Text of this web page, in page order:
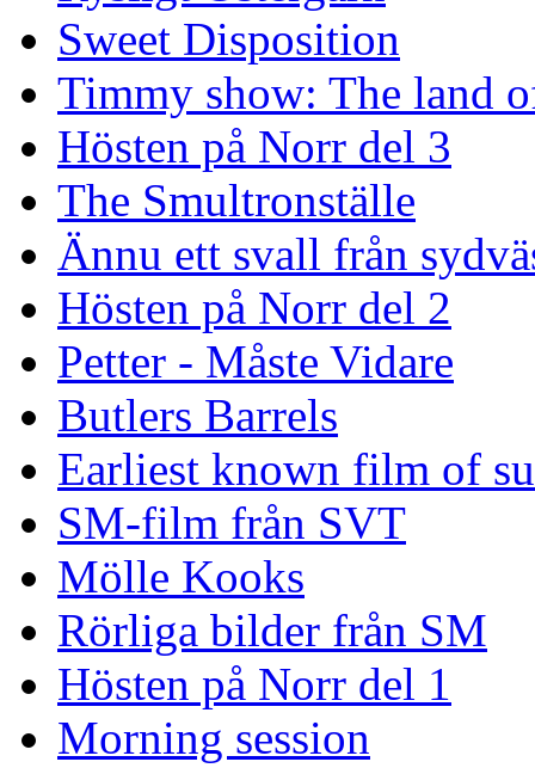
Sweet Disposition
Timmy show: The land
Hösten på Norr del 3
The Smultronställe
Ännu ett svall från
Hösten på Norr del 2
Petter - Måste Vidare
Butlers Barrels
Earliest known film of
SM-film från SVT
Mölle Kooks
Rörliga bilder från SM
Hösten på Norr del 1
Morning session